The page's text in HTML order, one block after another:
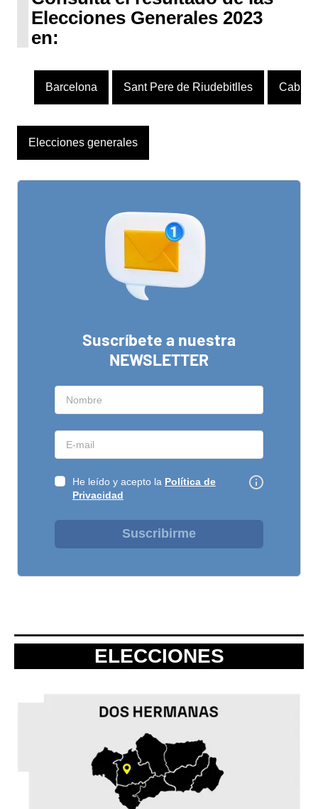
Elecciones Generales 2023
en:
Barcelona Sant Pere de Riudebitlles
Elecciones generales
Suscríbete a nuestra
NEWSLETTER
He leído y acepto la Política de
Privacidad
Suscribirme
ELECCIONES